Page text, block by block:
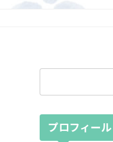
プロフィール